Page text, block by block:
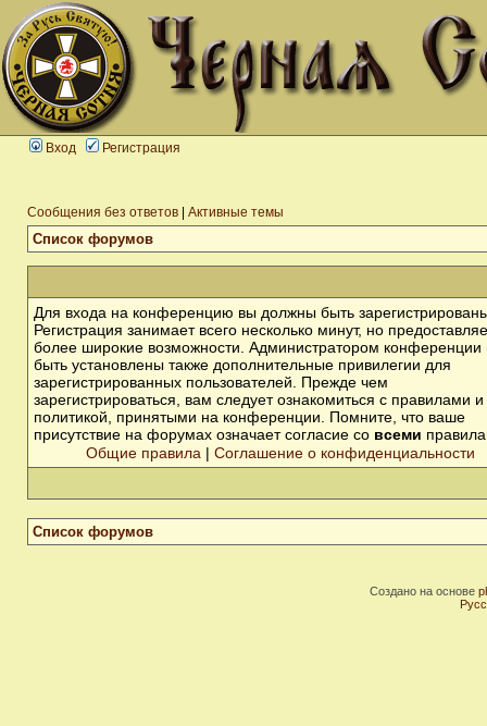
Вход Регистрация
Сообщения без ответов Активные темы
Список форумов
Для входа на конференцию вы должны быть
Регистрация занимает всего несколько минут, но
более широкие возможности. Администратором конференции
быть установлены также дополнительные привилегии для
зарегистрированных пользователей. Прежде чем
зарегистрироваться, вам следует ознакомиться с правилами и
политикой, принятыми на конференции. Помните, что ваше
присутствие на форумах означает согласие со всеми
Общие правила | Соглашение о конфиденциальности
Список форумов
Создано на основе